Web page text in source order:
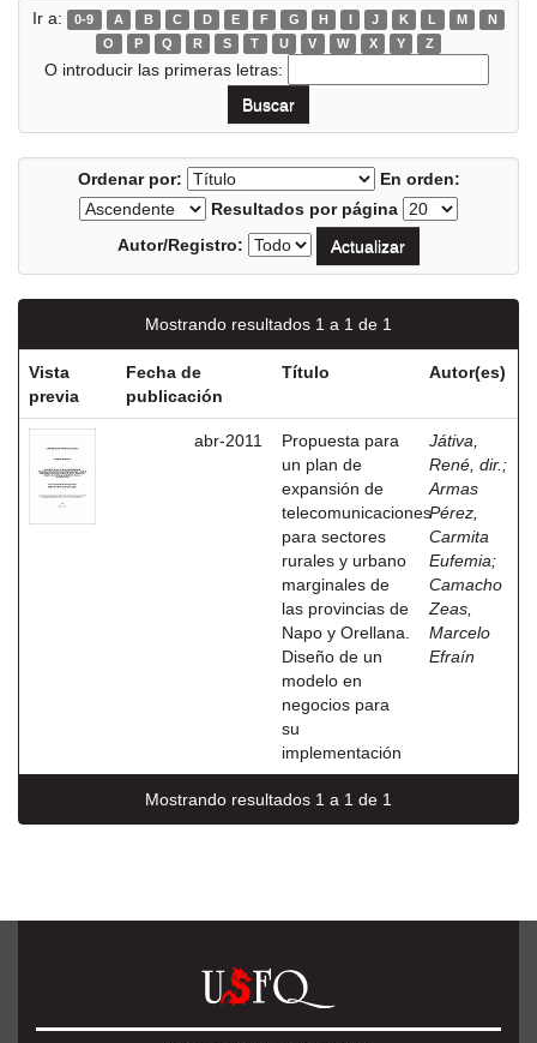
Ir a: 0-9 A B C D E F G H I J K L M
N
O
P Q R S T U V W X Y Z
O introducir las primeras letras:
Ordenar por:
En orden:
Resultados por página
Autor/Registro:
Mostrando resultados 1 a 1 de 1
Vista
previa
Fecha de
publicación
Título Autor(es)
abr-2011
Propuesta para
un plan de
expansión de
telecomunicaciones
para sectores
rurales y urbano
marginales de
las provincias de
Napo y Orellana.
Diseño de un
modelo en
negocios para
su
implementación
Játiva,
René, dir. ;
Armas
Pérez,
Carmita
Eufemia;
Camacho
Zeas,
Marcelo
Efraín
Mostrando resultados 1 a 1 de 1